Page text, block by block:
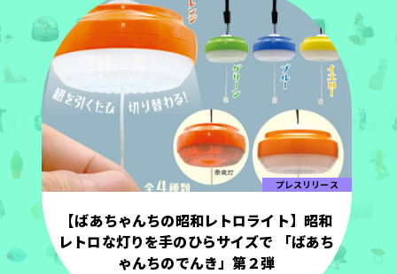
プレスリリース
【ばあちゃんちの昭和レトロライト】昭和
レトロな灯りを手のひらサイズで 「ばあち
ゃんちのでんき」第２弾